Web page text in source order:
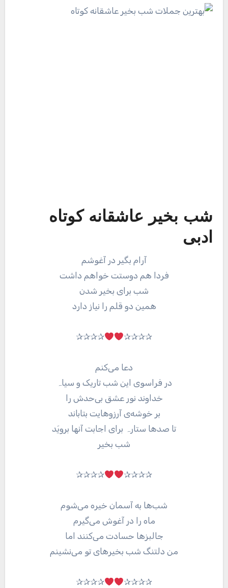
شب بخیر عاشقانه کوتاه
ادبی
آرام بگیر در آغوشم
فردا هم دوستت خواهم داشت
شب برای بخیر شدن
همین دو قلم را نیاز دارد
✰✰✰✰
✰✰✰✰
دعا می‌کنم
در فراسوی این شب تاریک و سیاہ
خداوند نور عشق بی‌حدش را
بر خوشه‌ی آرزوهایت بتاباند
تا صدها ستارہ برای اجابت آنها برویَد
شب بخیر
✰✰✰✰
✰✰✰✰
شب‌ها به آسمان خیره می‌شوم
ماه را در آغوش می‌گیرم
جالبز‌ها حسادت می‌کنند اما
من دلتنگ شب بخیر‌های تو می‌نشینم
✰✰✰✰
✰✰✰✰